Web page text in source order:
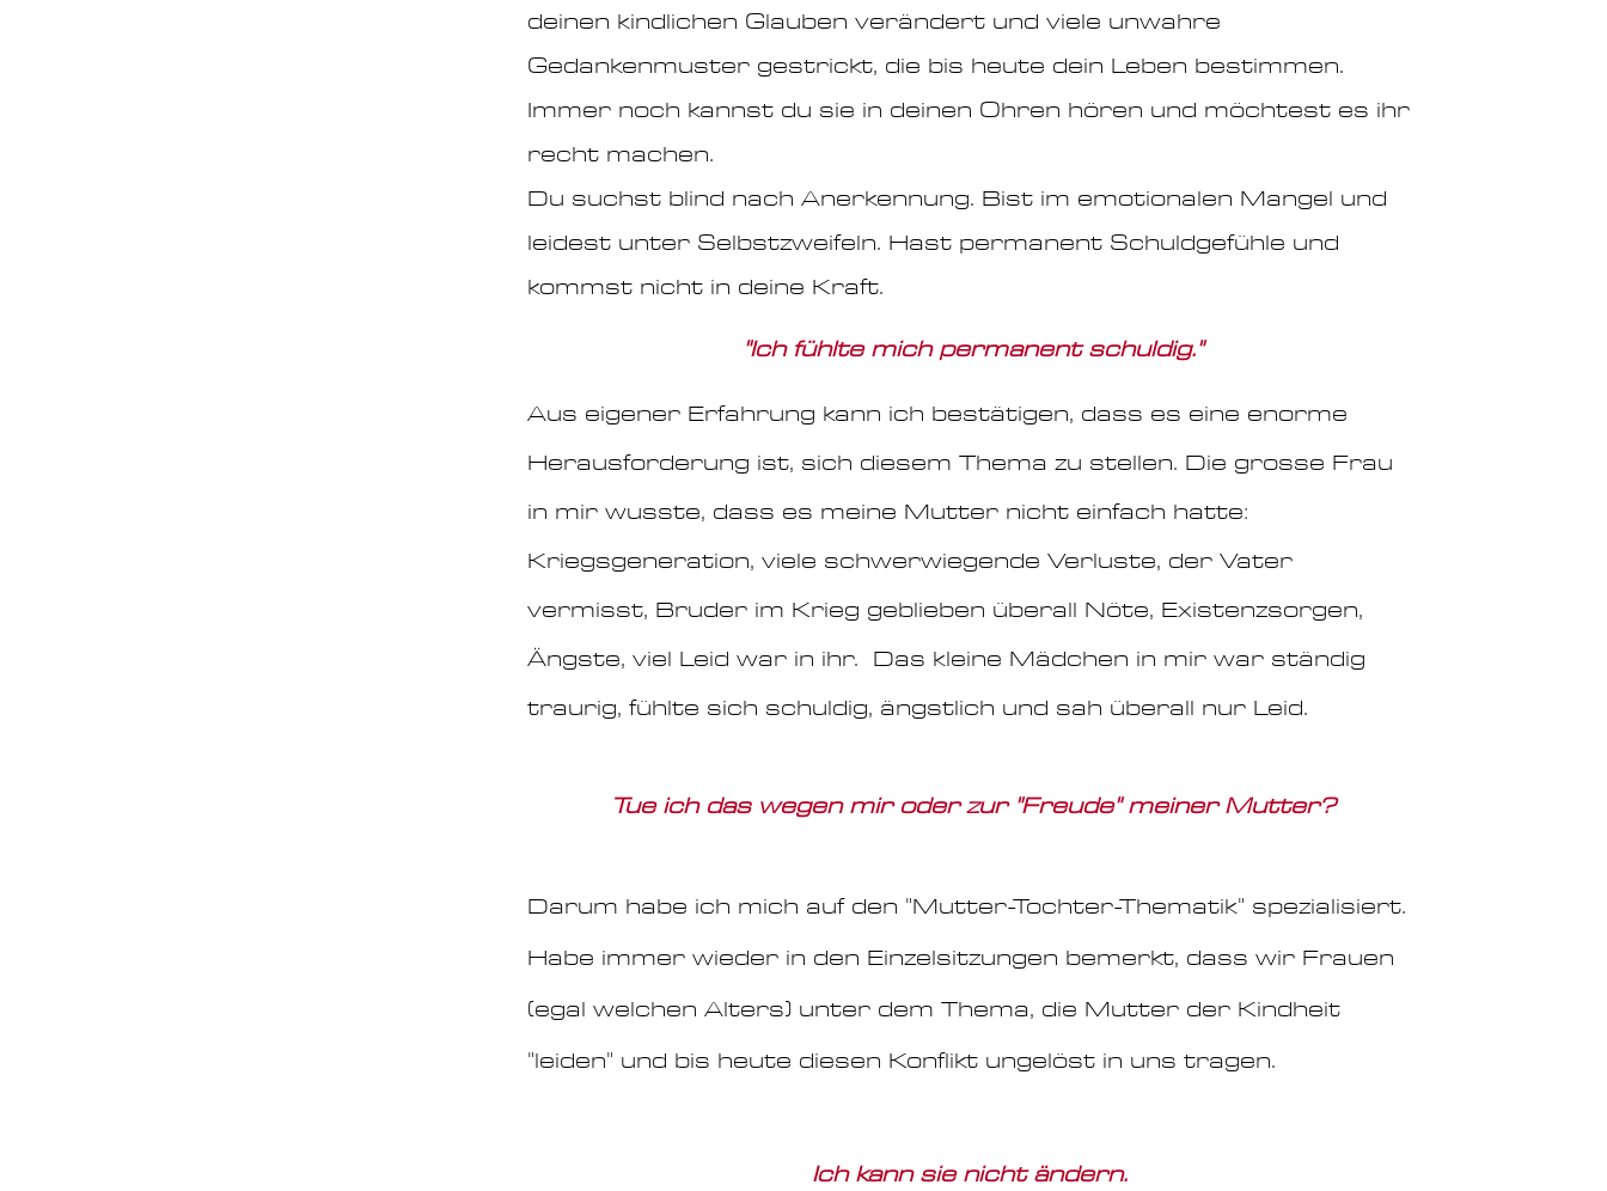
deinen kindlichen Glauben verändert und viele unwahre
Gedankenmuster gestrickt, die bis heute dein Leben bestimmen.
Immer noch kannst du sie in deinen Ohren hören und möchtest es ihr
recht machen.
Du suchst blind nach Anerkennung. Bist im emotionalen Mangel und
leidest unter Selbstzweifeln. Hast permanent Schuldgefühle und
kommst nicht in deine Kraft.
"Ich fühlte mich permanent schuldig."
Aus eigener Erfahrung kann ich bestätigen, dass es eine enorme
Herausforderung ist, sich diesem Thema zu stellen. Die grosse Frau
in mir wusste, dass es meine Mutter nicht einfach hatte:
Kriegsgeneration, viele schwerwiegende Verluste, der Vater
vermisst, Bruder im Krieg geblieben überall Nöte, Existenzsorgen,
Ängste, viel Leid war in ihr. Das kleine Mädchen in mir war ständig
traurig, fühlte sich schuldig, ängstlich und sah überall nur Leid.
Tue ich das wegen mir oder zur "Freude" meiner Mutter?
Darum habe ich mich auf den "Mutter-Tochter-Thematik" spezialisiert.
Habe immer wieder in den Einzelsitzungen bemerkt, dass wir Frauen
(egal welchen Alters) unter dem Thema, die Mutter der Kindheit
"leiden" und bis heute diesen Konflikt ungelöst in uns tragen.
Ich kann sie nicht ändern.